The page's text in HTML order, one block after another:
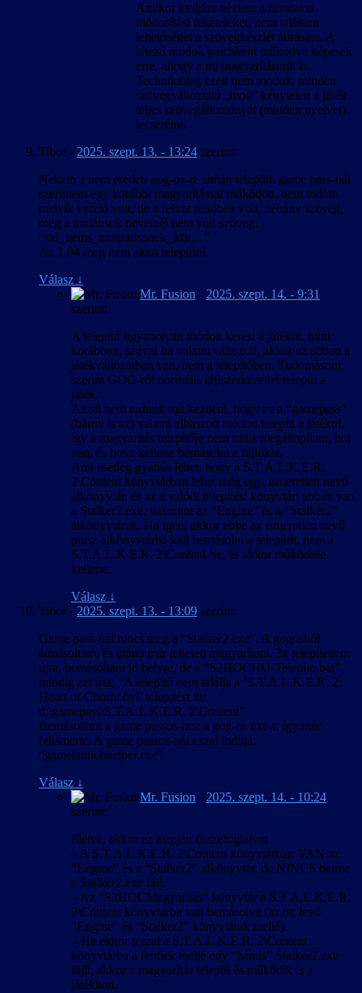
Amikor utoljára néztem a hivatalos
módosítási feltételeket, nem találtam
lehetőséget a szövegkészlet átírására. A
létező modok patchként működve képesek
erre, ahogy a mi magyarításunk is.
Technikailag ezek nem modok, minden
szövegváltoztató „mod” kénytelen a játék
teljes szövegállományát (minden nyelvet)
lecserélni.
Tibor - 2025. szept. 13. - 13:24 szerint:
Nekem a nem eredeti gog-os-re simán települt. game pass-nál
szerintem egy korábbi magyarítással működött, nem tudom
melyik verzió volt, de a felirat rendben volt, néhány szöveg,
meg a mutánsok neveinél nem volt szöveg:
“sid_items_mutpartspack_Mu…”
Az 1.04 meg nem akart települni.
Válasz ↓
Mr. Fusion - 2025. szept. 14. - 9:31
szerint:
A telepítő ugyanolyan módon keresi a játékot, mint
korábban, szóval ha valami változott, akkor az abban a
játékváltozatban van, nem a telepítőben. Tudomásom
szerint GOG-ről normális fájlszerkezettel települ a
játék.
Azzal nem tudunk mit kezdeni, hogy ez a “gamepass”
(bármi is az) valami elbaszott módon telepíti a játékot,
így a magyarítás telepítője nem tudja megállapítani, hol
van, és hova kellene bemásolni a fájlokat.
Ami esetleg gyanús lehet, hogy a S.T.A.L.K.E.R.
2\Content könyvtárban lehet még egy, ismeretlen nevű
alkönyvtár, és az a valódi telepítési könyvtár: abban van
a Stalker2.exe, valamint az “Engine” és a “Stalker2″
alkönyvtárak. Ha igen, akkor ebbe az ismeretlen nevű
plusz alkönyvtárba kell bemásolni a telepítőt, nem a
S.T.A.L.K.E.R. 2\Content-be, és akkor működnie
kellene.
Válasz ↓
Tibor - 2025. szept. 13. - 13:09 szerint:
Game pass-nál nincs meg a “Stalker2.exe”. A gogosból
átmásoltam, és utána már lehetett magyarítani. 3x telepítettem
újra, bemásoltam jó helyre, de a “S2HOCHU-Telepito.bat”
mindig azt írta, “A telepítő nem találja a ‘S.T.A.L.K.E.R. 2:
Heart of Chornobyl’ telepítést itt:
d:\gamepass\S.T.A.L.K.E.R. 2\Content”
Bemásoltam a game passos-hoz a gog-os exe-t, így már
felismerte. A game passos-nál ezzel indítja:
“gamelaunchhelper.exe”
Válasz ↓
Mr. Fusion - 2025. szept. 14. - 10:24
szerint:
Illetve, akkor ez alapján összefoglalva:
– A S.T.A.L.K.E.R. 2\Content könyvtárban VAN az
“Engine” és a “Stalker2″ alkönyvtár, de NINCS benne
a Stalker2.exe fájl.
– Az “S2HOCMagyaritas” könyvtár a S.T.A.L.K.E.R.
2\Content könyvtárba van bemásolva (az ott levő
“Engine” és “Stalker2″ könyvtárak mellé).
– Ha ekkor teszel a S.T.A.L.K.E.R. 2\Content
könyvtárba a fentiek mellé egy “hamis” Stalker2.exe
fájlt, akkor a magyarítás települ és működik is a
játékban.